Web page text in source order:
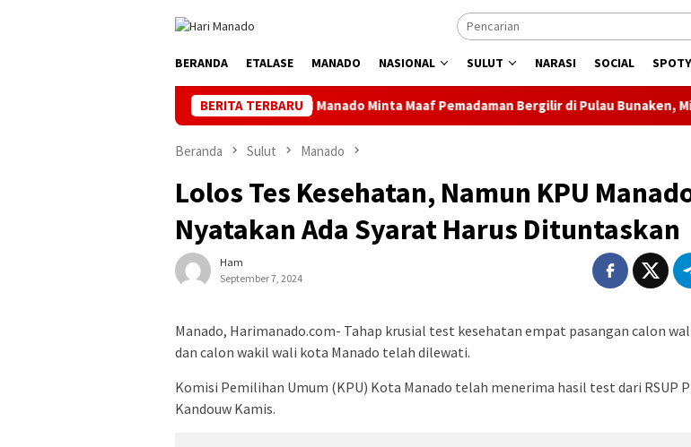
BERANDA ETALASE MANADO NASIONAL SULUT NARASI SOCIAL
BERITA TERBARU
PLN Manado Minta Maaf Pemadaman Bergilir di Pulau Bunaken, Minggu Dua PLTD
Beranda Sulut Manado
Lolos Tes Kesehatan, Namun KPU
Nyatakan Ada Syarat Harus Dituntaskan
Ham
September 7, 2024
Manado, Harimanado.com- Tahap krusial test kesehatan empat pasangan calon
dan calon wakil wali kota Manado telah dilewati.
Komisi Pemilihan Umum (KPU) Kota Manado telah menerima hasil test dari RSUP
Kandouw Kamis.